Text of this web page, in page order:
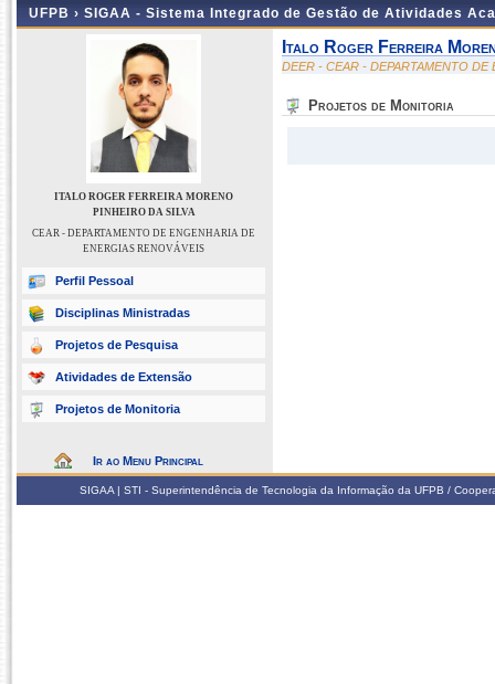
UFPB › SIGAA - Sistema Integrado de Gestão de Atividades
ITALO ROGER FERREIRA MORENO
PINHEIRO DA SILVA
CEAR - DEPARTAMENTO DE ENGENHARIA DE
ENERGIAS RENOVÁVEIS
Perfil Pessoal
Disciplinas Ministradas
Projetos de Pesquisa
Atividades de Extensão
Projetos de Monitoria
Ir ao Menu Principal
Italo Roger Ferreira
DEER - CEAR - DEPARTAMENTO
Projetos de Monitoria
SIGAA | STI - Superintendência de Tecnologia da Informação da UFPB /